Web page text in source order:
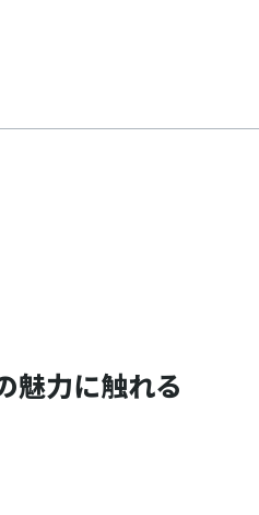
魅力に触れる